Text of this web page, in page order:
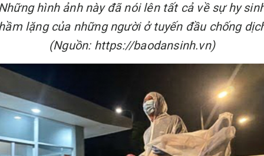
hình ảnh này đã nói lên tất cả về sự hy
lặng của những người ở tuyến đầu chống
(Nguồn: https://baodansinh.vn)